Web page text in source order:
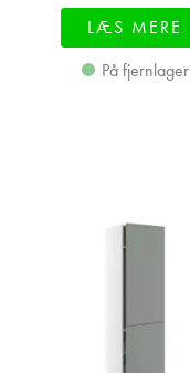
LÆS MERE
På fjernlager